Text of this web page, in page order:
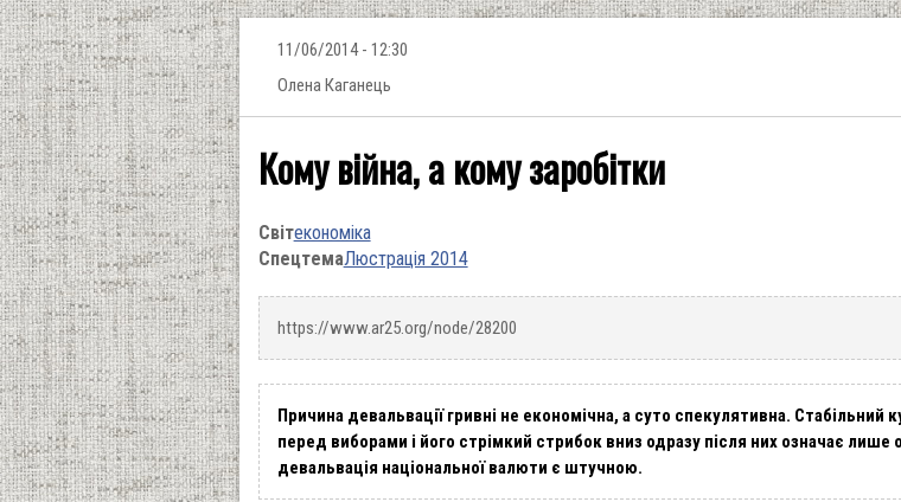
11/06/2014 - 12:30
Олена Каганець
Кому війна, а кому заробітки
Світекономіка
СпецтемаЛюстрація 2014
https://www.ar25.org/node/28200
Причина девальвації гривні не економічна, а суто спекулятивна. Стабільний
перед виборами і його стрімкий стрибок вниз одразу після них означає лише
девальвація національної валюти є штучною.